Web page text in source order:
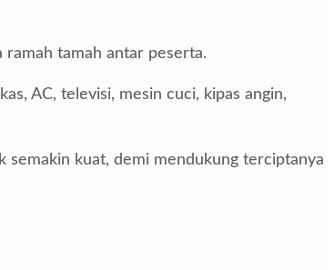
ramah tamah antar peserta.
AC, televisi, mesin cuci, kipas angin,
semakin kuat, demi mendukung terciptanya